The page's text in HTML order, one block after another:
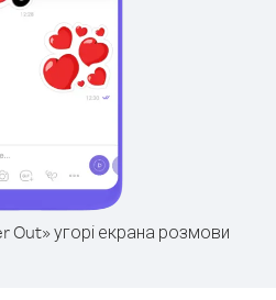
Out» угорі екрана розмови